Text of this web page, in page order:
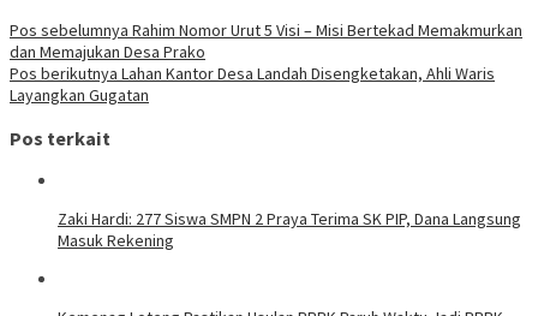
Pos sebelumnya Rahim Nomor Urut 5 Visi – Misi Bertekad Memakmurkan
dan Memajukan Desa Prako
Pos berikutnya Lahan Kantor Desa Landah Disengketakan, Ahli Waris
Layangkan Gugatan
Pos terkait
Zaki Hardi: 277 Siswa SMPN 2 Praya Terima SK PIP, Dana Langsung
Masuk Rekening